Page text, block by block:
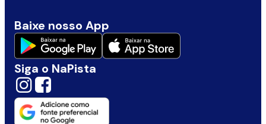
Baixe nosso App
Siga o NaPista